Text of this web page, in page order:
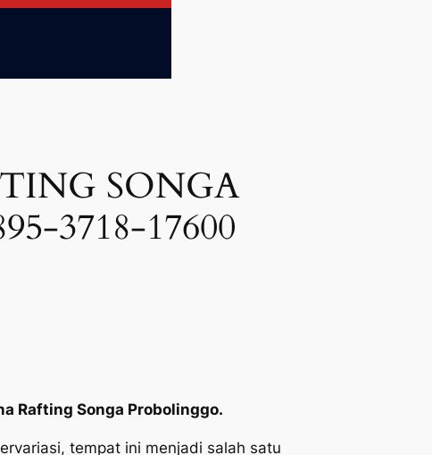
SONGA
3718-17600
Rafting Songa Probolinggo.
tempat ini menjadi salah satu